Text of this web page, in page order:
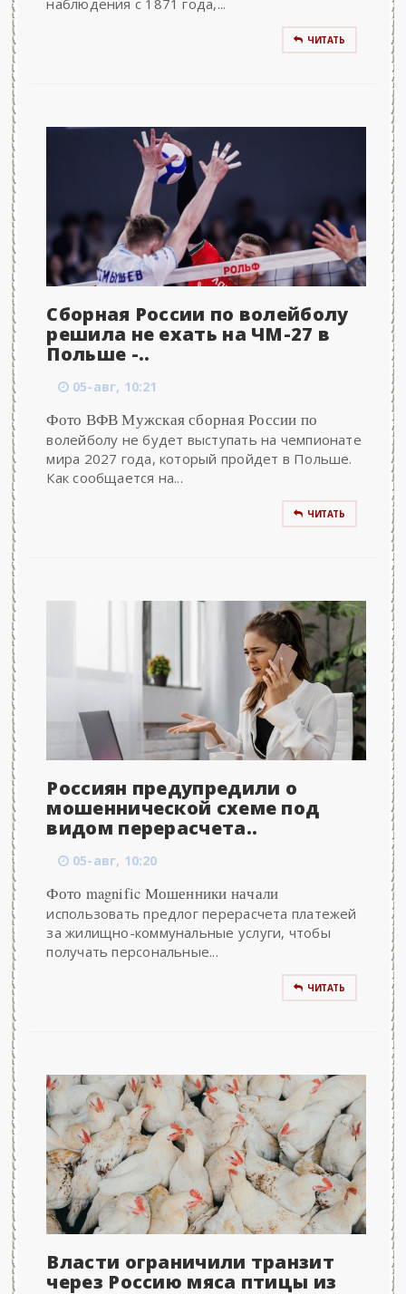
наблюдения с 1871 года,...
ЧИТАТЬ
Сборная России по волейболу
решила не ехать на ЧМ-27 в
Польше -..
05-авг, 10:21
Фото ВФВ Мужская сборная России по
волейболу не будет выступать на чемпионате
мира 2027 года, который пройдет в Польше.
Как сообщается на...
ЧИТАТЬ
Россиян предупредили о
мошеннической схеме под
видом перерасчета..
05-авг, 10:20
Фото magnific Мошенники начали
использовать предлог перерасчета платежей
за жилищно-коммунальные услуги, чтобы
получать персональные...
ЧИТАТЬ
Власти ограничили транзит
через Россию мяса птицы из